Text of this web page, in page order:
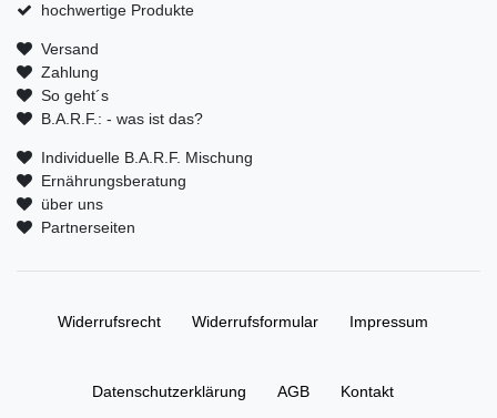
hochwertige Produkte
Versand
Zahlung
So geht´s
B.A.R.F.: - was ist das?
Individuelle B.A.R.F. Mischung
Ernährungsberatung
über uns
Partnerseiten
Widerrufs­recht Widerrufs­formular Impressum
Daten­schutz­erklärung AGB Kontakt